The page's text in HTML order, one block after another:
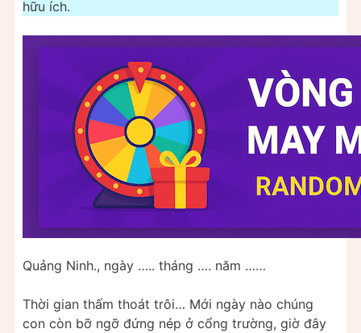
hữu ích.
Quảng Ninh., ngày ….. tháng …. năm ……
Thời gian thấm thoát trôi… Mới ngày nào chúng
con còn bỡ ngỡ đứng nép ở cổng trường, giờ đây